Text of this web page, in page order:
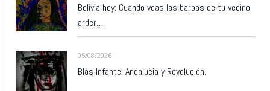
Bolivia hoy: Cuando veas las barbas de tu vecino
arder…
05/08/2026
Blas Infante: Andalucía y Revolución.